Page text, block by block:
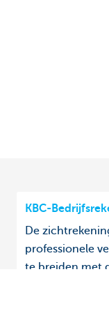
KBC-
De
professionele
te breiden met